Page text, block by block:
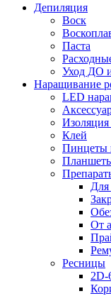
Депиляция
Воск
Паста
Уход ДО
Наращивание
LED
Клей
Пинцеты
От
Ресницы
2D-